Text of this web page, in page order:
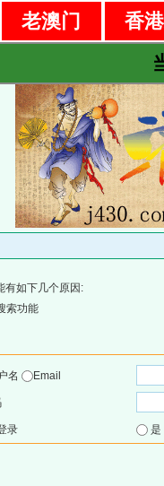
老澳门
香
有如下几个原因:
索功能
名
Email
录